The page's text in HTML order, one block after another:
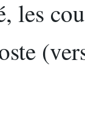
les